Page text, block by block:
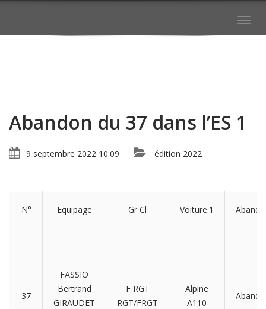
Abandon du 37 dans l’ES 1
9 septembre 2022 10:09 édition 2022
N° Equipage Gr Cl Voiture.1
37
FASSIO
Bertrand
GIRAUDET
F RGT
RGT/FRGT
Alpine
A110